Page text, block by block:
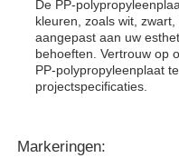
De PP-
kleuren, zoals wit,
aangepast aan uw
behoeften. Vertrouw op
PP-polypropyleenplaat
projectspecificaties.
Markeringen: